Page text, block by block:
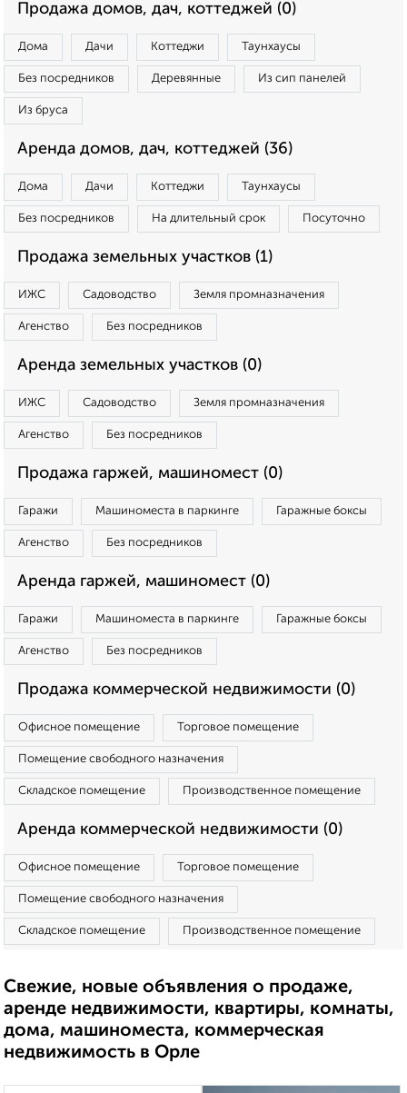
Продажа домов, дач, коттеджей (0)
Дома Дачи Коттеджи Таунхаусы
Без посредников Деревянные Из сип панелей
Из бруса
Аренда домов, дач, коттеджей (36)
Дома Дачи Коттеджи Таунхаусы
Без посредников На длительный срок Посуточно
Продажа земельных участков (1)
ИЖС Садоводство Земля промназначения
Агенство Без посредников
Аренда земельных участков (0)
ИЖС Садоводство Земля промназначения
Агенство Без посредников
Продажа гаржей, машиномест (0)
Гаражи Машиноместа в паркинге Гаражные боксы
Агенство Без посредников
Аренда гаржей, машиномест (0)
Гаражи Машиноместа в паркинге Гаражные боксы
Агенство Без посредников
Продажа коммерческой недвижимости (0)
Офисное помещение Торговое помещение
Помещение свободного назначения
Складское помещение Производственное помещение
Аренда коммерческой недвижимости (0)
Офисное помещение Торговое помещение
Помещение свободного назначения
Складское помещение Производственное помещение
Свежие, новые объявления о продаже,
аренде недвижимости, квартиры, комнаты,
дома, машиноместа, коммерческая
недвижимость в Орле